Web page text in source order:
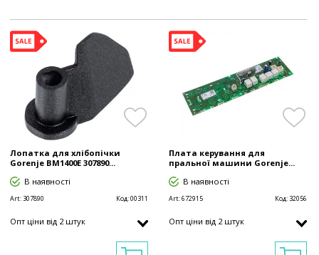
Лопатка для хлібопічки
Gorenje BM1400E 307890...
В наявності
Art: 307890 Код:00311
Опт ціни від 2 штук
Плата керування для
пральної машини Gorenje...
В наявності
Art:672915 Код: 32056
Опт ціни від 2 штук